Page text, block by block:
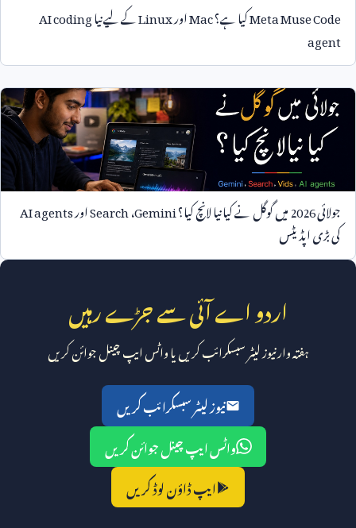
Meta Muse Codeکیا ہے؟MacاورLinuxکے لیے نیاAI coding
agent
جولائی2026میں گوگل نے کیا نیا لانچ کیا؟Gemini،SearchاورAI agents
کی بڑی اپڈیٹس
اردو اے آئی سے جڑے رہیں
ہفتہ وار نیوز لیٹر سبسکرائب کریں یا واٹس ایپ چینل جوائن کریں
نیوز لیٹر سبسکرائب کریں
واٹس ایپ چینل جوائن کریں
ایپ ڈاؤن لوڈ کریں